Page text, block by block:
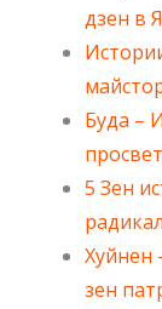
дзен в
Буда –
5 Зен
Хуйнен
зен